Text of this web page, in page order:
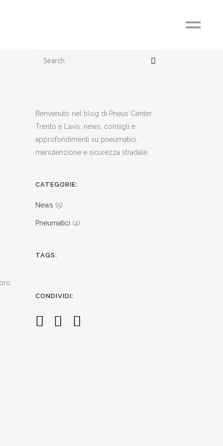
Benvenuto nel blog di Pneus Center
Trento e Lavis: news, consigli e
approfondimenti su pneumatici,
manutenzione e sicurezza stradale.
CATEGORIE:
News (5)
Pneumatici (4)
TAGS:
CONDIVIDI: